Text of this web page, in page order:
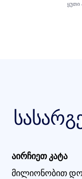
ყუთი
აირჩიეთ კატა
მილიონობით